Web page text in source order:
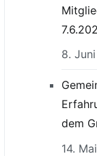
8.
dem
14.